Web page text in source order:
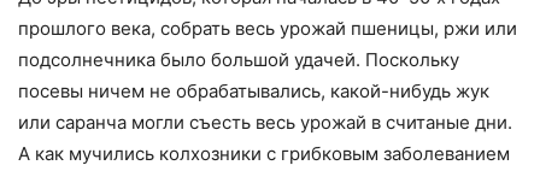
прошлого века, собрать весь урожай пшеницы, ржи или
подсолнечника было большой удачей. Поскольку
посевы ничем не обрабатывались, какой-нибудь жук
или саранча могли съесть весь урожай в считаные дни.
А как мучились колхозники с грибковым заболеванием